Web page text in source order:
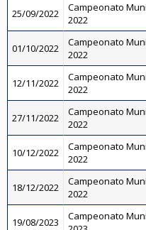
25/09/2022
Campeonato
2022
01/10/2022
Campeonato
2022
12/11/2022
Campeonato
2022
27/11/2022
Campeonato
2022
10/12/2022
Campeonato
2022
18/12/2022
Campeonato
2022
19/08/2023
Campeonato